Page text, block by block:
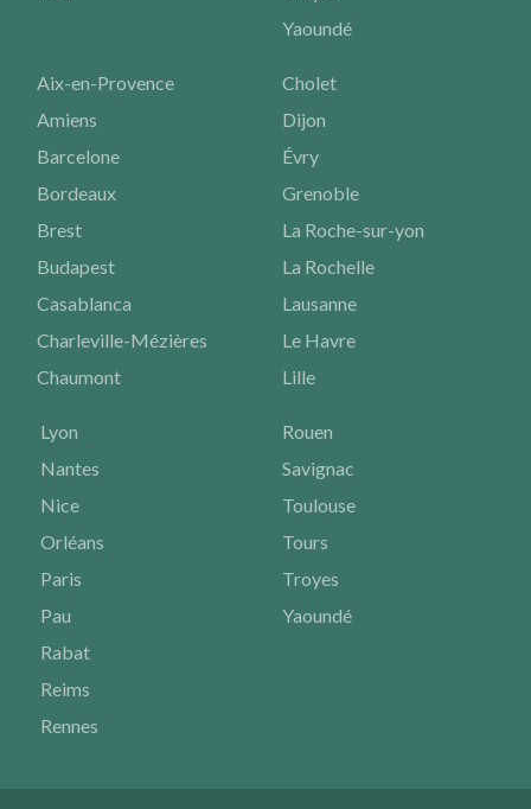
Yaoundé
Aix-en-Provence
Amiens
Barcelone
Bordeaux
Brest
Budapest
Casablanca
Charleville-Mézières
Chaumont
Cholet
Dijon
Évry
Grenoble
La Roche-sur-yon
La Rochelle
Lausanne
Le Havre
Lille
Lyon
Nantes
Nice
Orléans
Paris
Pau
Rabat
Reims
Rennes
Rouen
Savignac
Toulouse
Tours
Troyes
Yaoundé